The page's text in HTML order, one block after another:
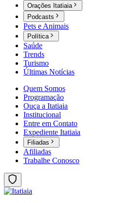
Orações Itatiaia
Podcasts
Pets e Animais
Política
Saúde
Trends
Turismo
Últimas Notícias
Quem Somos
Programação
Ouça a Itatiaia
Institucional
Entre em Contato
Expediente Itatiaia
Filiadas
Afiliadas
Trabalhe Conosco